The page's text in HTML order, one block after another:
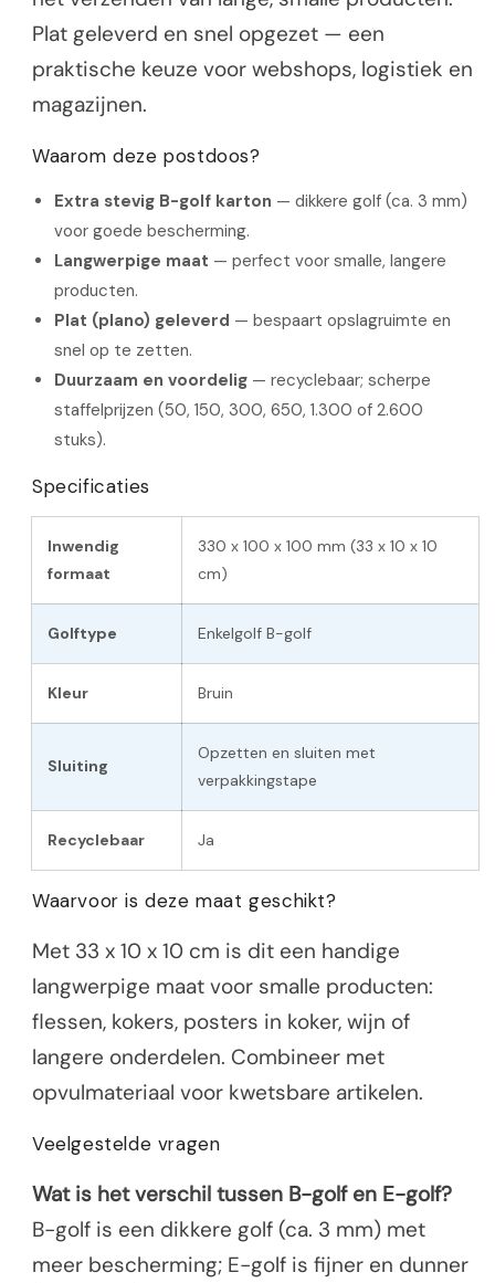
Plat geleverd en snel opgezet — een
praktische keuze voor webshops, logistiek en
magazijnen.
Waarom deze postdoos?
Extra stevig B-golf karton — dikkere golf (ca. 3 mm)
voor goede bescherming.
Langwerpige maat — perfect voor smalle, langere
producten.
Plat (plano) geleverd — bespaart opslagruimte en
snel op te zetten.
Duurzaam en voordelig — recyclebaar; scherpe
staffelprijzen (50, 150, 300, 650, 1.300 of 2.600
stuks).
Specificaties
Inwendig
formaat
330 x 100 x 100 mm (33 x 10 x 10
cm)
Golftype Enkelgolf B-golf
Kleur Bruin
Sluiting
Opzetten en sluiten met
verpakkingstape
Recyclebaar Ja
Waarvoor is deze maat geschikt?
Met 33 x 10 x 10 cm is dit een handige
langwerpige maat voor smalle producten:
flessen, kokers, posters in koker, wijn of
langere onderdelen. Combineer met
opvulmateriaal voor kwetsbare artikelen.
Veelgestelde vragen
Wat is het verschil tussen B-golf en E-golf?
B-golf is een dikkere golf (ca. 3 mm) met
meer bescherming; E-golf is fijner en dunner